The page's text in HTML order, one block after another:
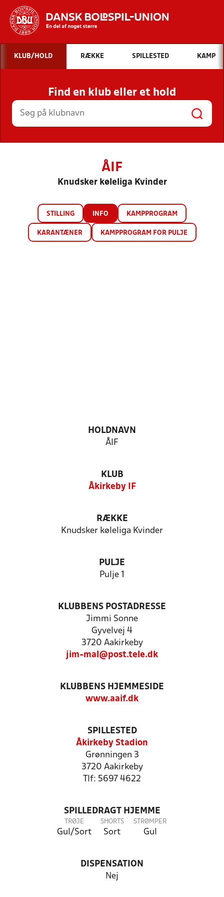
Hvad vil du søge efter?
INDHOLD OG NYHEDER
STILLINGER, RESULTATER, KLUBBER OG
HOLD
KLUB/HOLD RÆKKE SPILLESTED KAMP
Find en klub eller et hold
ÅIF
Knudsker køleliga Kvinder
STILLING INFO KAMPPROGRAM
KARANTÆNER KAMPPROGRAM FOR PULJE
HOLDNAVN
ÅIF
KLUB
Åkirkeby IF
RÆKKE
Knudsker køleliga Kvinder
PULJE
Pulje 1
KLUBBENS POSTADRESSE
Jimmi Sonne
Gyvelvej 4
3720 Aakirkeby
jim-mal@post.tele.dk
KLUBBENS HJEMMESIDE
www.aaif.dk
SPILLESTED
Åkirkeby Stadion
Grønningen 3
3720 Aakirkeby
Tlf: 5697 4622
SPILLEDRAGT HJEMME
TRØJE
Gul/Sort
SHORTS
Sort
STRØMPER
Gul
DISPENSATION
Nej